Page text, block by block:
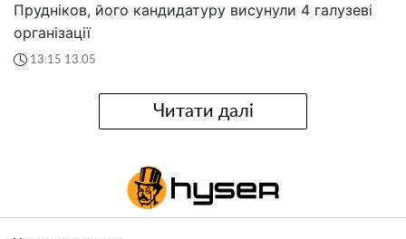
Прудніков, його кандидатуру висунули 4 галузеві
організації
13:15 13.05
Читати далі